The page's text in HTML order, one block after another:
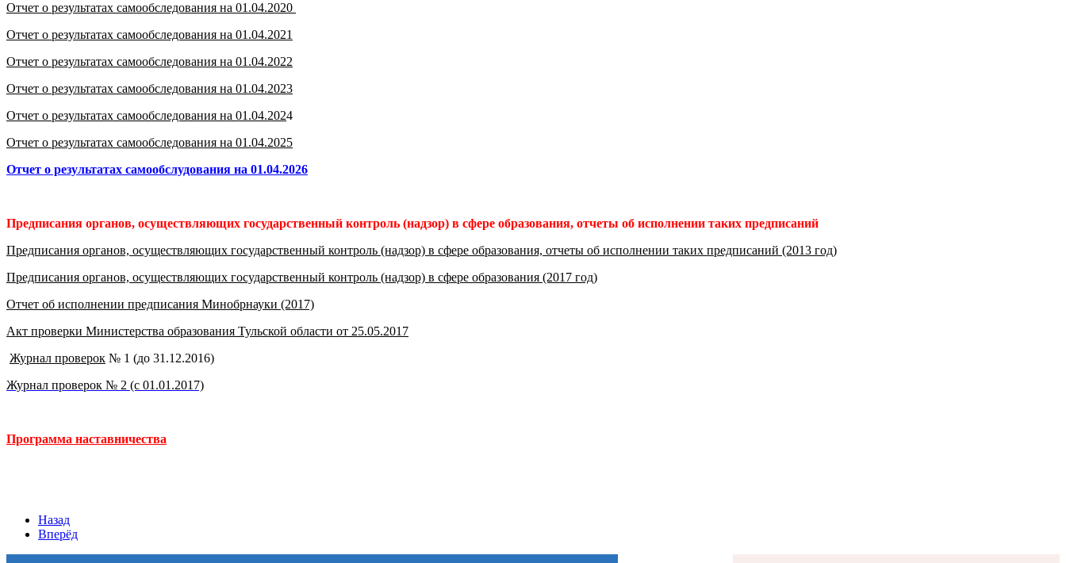
Отчет о результатах самообследования на 01.04.2020
Отчет о результатах самообследования на 01.04.2021
Отчет о результатах самообследования на 01.04.2022
Отчет о результатах самообследования на 01.04.2023
Отчет о результатах самообследования на 01.04.2024
Отчет о результатах самообследования на 01.04.2025
Отчет о результатах самообслудования на 01.04.2026
Предписания органов, осуществляющих государственный контроль (надзор) в сфере образования, отчеты об исполнении таких предписаний
Предписания органов, осуществляющих государственный контроль (надзор) в сфере образования, отчеты об исполнении таких предписаний (2013 год)
Предписания органов, осуществляющих государственный контроль (надзор) в сфере образования (2017 год)
Отчет об исполнении предписания Минобрнауки (2017)
Акт проверки Министерства образования Тульской области от 25.05.2017
Журнал проверок № 1 (до 31.12.2016)
Журнал проверок № 2 (с 01.01.2017)
Программа наставничества
Назад
Вперёд